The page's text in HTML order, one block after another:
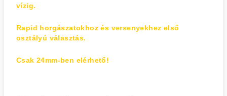
vízig.
Rapid horgászatokhoz és versenyekhez első
osztályú választás.
Csak 24mm-ben elérhető!